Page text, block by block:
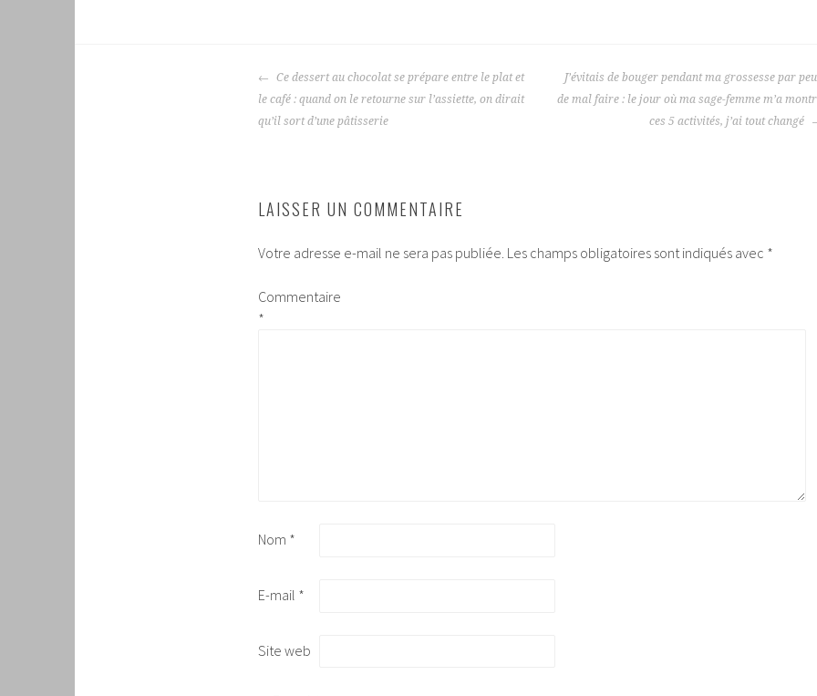
NAVIGATION
DES
ARTICLES
Ce dessert au chocolat se prépare entre le plat et
le café : quand on le retourne sur l’assiette, on dirait
qu’il sort d’une pâtisserie
J’évitais de bouger pendant ma grossesse par
de mal faire : le jour où ma sage-femme m’a
ces 5 activités, j’ai tout changé
LAISSER UN COMMENTAIRE
Votre adresse e-mail ne sera pas publiée. Les champs obligatoires sont indiqués avec *
Commentaire
*
Nom *
E-mail *
Site web